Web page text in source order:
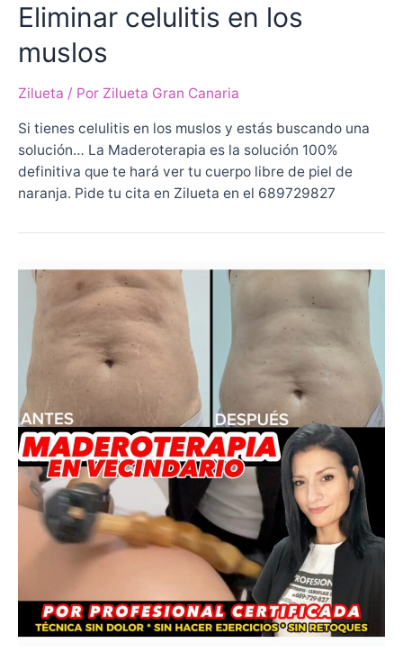
Eliminar celulitis en los
muslos
Zilueta / Por Zilueta Gran Canaria
Si tienes celulitis en los muslos y estás buscando una
solución… La Maderoterapia es la solución 100%
definitiva que te hará ver tu cuerpo libre de piel de
naranja. Pide tu cita en Zilueta en el 689729827